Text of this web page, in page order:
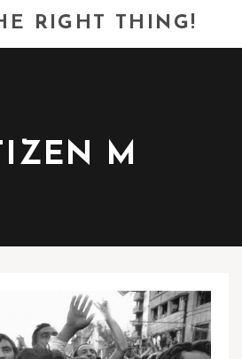
RIGHT THING!
M